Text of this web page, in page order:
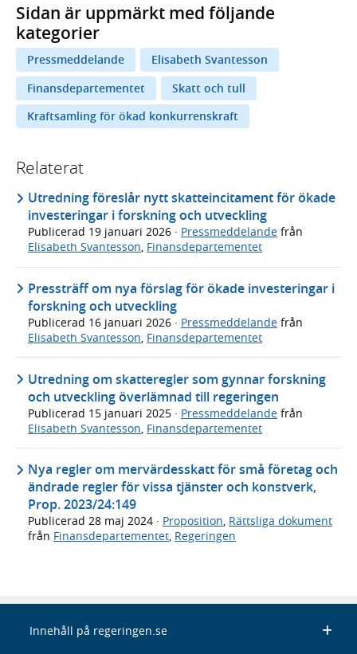
Sidan är uppmärkt med följande
kategorier
Pressmeddelande
Elisabeth Svantesson
Finansdepartementet
Skatt och tull
Kraftsamling för ökad konkurrenskraft
Relaterat
Utredning föreslår nytt skatteincitament för ökade
investeringar i forskning och utveckling
Publicerad 19 januari 2026 · Pressmeddelande från
Elisabeth Svantesson, Finansdepartementet
Pressträff om nya förslag för ökade investeringar i
forskning och utveckling
Publicerad 16 januari 2026 · Pressmeddelande från
Elisabeth Svantesson, Finansdepartementet
Utredning om skatteregler som gynnar forskning
och utveckling överlämnad till regeringen
Publicerad 15 januari 2025 · Pressmeddelande från
Elisabeth Svantesson Finansdepartementet
Nya regler om mervärdesskatt för små företag och
ändrade regler för vissa tjänster och konstverk,
Prop. 2023/24:149
Publicerad 28 maj 2024 · Proposition, Rättsliga dokument
från Finansdepartementet, Regeringen
Innehåll på regeringen.se